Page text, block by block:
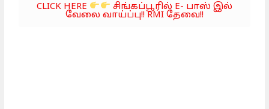
CLICK HERE சிங்கப்பூரில் E- பாஸ் இல்
வேலை வாய்ப்பு!! RMI தேவை!!